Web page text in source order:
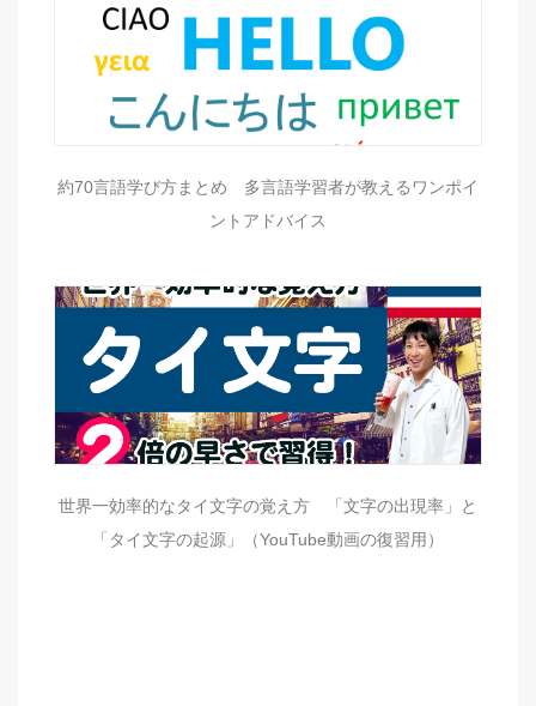
約70言語学び方まとめ 多言語学習者が教えるワンポイ
ントアドバイス
世界一効率的なタイ文字の覚え方 「文字の出現率」と
「タイ文字の起源」（YouTube動画の復習用）